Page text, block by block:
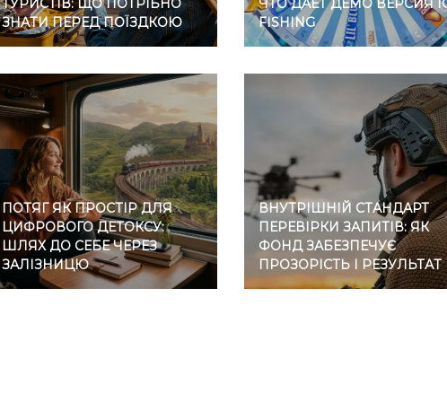
ТУРИСТІВ: ЩО ПОТРІБНО
ЗНАТИ ПЕРЕД ПОЇЗДКОЮ
ЧТО ДАЕТ ДЕМО ВЕРСИЯ
FISHING
ПОТЯГ ЯК ПРОСТІР ДЛЯ
ЦИФРОВОГО ДЕТОКСУ:
ШЛЯХ ДО СЕБЕ ЧЕРЕЗ
ЗАЛІЗНИЦЮ
ВНУТРІШНІЙ СТАНДАРТ
ПЕРЕВІРКИ ЗАПИТІВ: ЯК
ФОНД ЗАБЕЗПЕЧУЄ
ПРОЗОРІСТЬ І РЕЗУЛЬТАТ